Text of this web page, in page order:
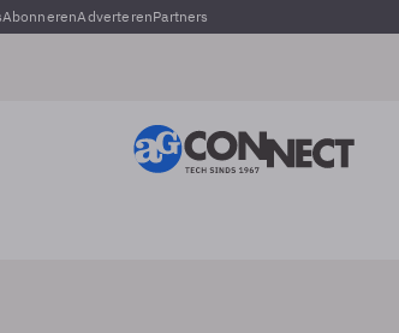
AbonnerenAdverterenPartners